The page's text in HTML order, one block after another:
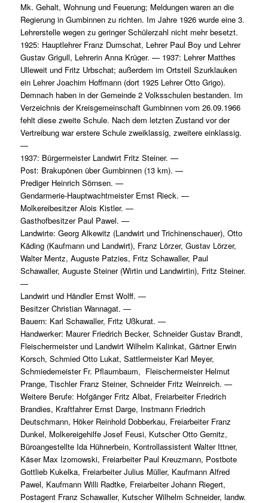
Mk. Gehalt, Wohnung und Feuerung; Meldungen waren an die
Regierung in Gumbinnen zu richten. Im Jahre 1926 wurde eine 3.
Lehrerstelle wegen zu geringer Schülerzahl nicht mehr besetzt.
1925: Hauptlehrer Franz Dumschat, Lehrer Paul Boy und Lehrer
Gustav Grigull, Lehrerin Anna Krüger. — 1937: Lehrer Matthes
Ulleweit und Fritz Urbschat; außerdem im Ortsteil Szurklauken
ein Lehrer Joachim Hoffmann (dort 1925 Lehrer Otto Grigo).
Demnach haben in der Gemeinde 2 Volksschulen bestanden. Im
Verzeichnis der Kreisgemeinschaft Gumbinnen vom 26.09.1966
fehlt diese zweite Schule. Nach dem letzten Zustand vor der
Vertreibung war erstere Schule zweiklassig, zweitere einklassig.
—
1937: Bürgermeister Landwirt Fritz Steiner. —
Post: Brakupönen über Gumbinnen (13 km). —
Prediger Heinrich Sörnsen. —
Gendarmerie-Hauptwachtmeister Ernst Rieck. —
Molkereibesitzer Alois Kistler. —
Gasthofbesitzer Paul Pawel. —
Landwirte: Georg Alkewitz (Landwirt und Trichinenschauer), Otto
Käding (Kaufmann und Landwirt), Franz Lörzer, Gustav Lörzer,
Walter Mentz, Auguste Patzies, Fritz Schawaller, Paul
Schawaller, Auguste Steiner (Wirtin und Landwirtin), Fritz Steiner.
—
Landwirt und Händler Ernst Wolff. —
Besitzer Christian Wannagat. —
Bauern: Karl Schawaller, Fritz Ußkurat. —
Handwerker: Maurer Friedrich Becker, Schneider Gustav Brandt,
Fleischermeister und Landwirt Wilhelm Kalinkat, Gärtner Erwin
Korsch, Schmied Otto Lukat, Sattlermeister Karl Meyer,
Schmiedemeister Fr. Pflaumbaum, Fleischermeister Helmut
Prange, Tischler Franz Steiner, Schneider Fritz Weinreich. —
Weitere Berufe: Hofgänger Fritz Albat, Freiarbeiter Friedrich
Brandies, Kraftfahrer Ernst Darge, Instmann Friedrich
Deutschmann, Höker Reinhold Dobberkau, Freiarbeiter Franz
Dunkel, Molkereigehilfe Josef Feusi, Kutscher Otto Gernitz,
Büroangestellte Ida Hühnerbein, Kontrollassistent Walter Ittner,
Käser Max Izomowski, Freiarbeiter Paul Kreuzmann, Postbote
Gottlieb Kukelka, Freiarbeiter Julius Müller, Kaufmann Alfred
Pawel, Kaufmann Willi Radtke, Freiarbeiter Johann Riegert,
Postagent Franz Schawaller, Kutscher Wilhelm Schneider, landw.